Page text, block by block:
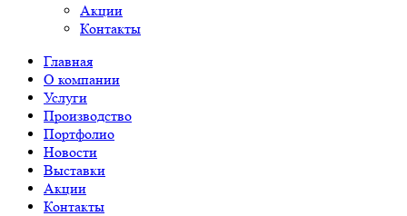
Акции
Контакты
Главная
О компании
Услуги
Производство
Портфолио
Новости
Выставки
Акции
Контакты